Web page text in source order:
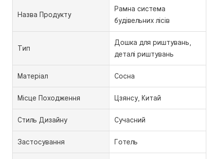
Назва Продукту
Рамна система
будівельних лісів
Тип
Дошка для риштувань,
деталі риштувань
Матеріал Сосна
Місце Походження Цзянсу, Китай
Стиль Дизайну Сучасний
Застосування Готель